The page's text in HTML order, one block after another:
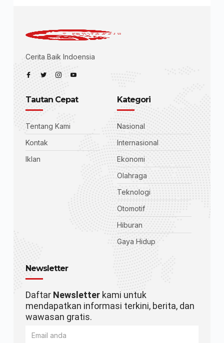
Cerita Baik Indoensia
Tautan Cepat
Tentang Kami
Kontak
Iklan
Kategori
Nasional
Internasional
Ekonomi
Olahraga
Teknologi
Otomotif
Hiburan
Gaya Hidup
Newsletter
Daftar Newsletterkami untuk
mendapatkan informasi terkini, berita, dan
wawasan gratis.